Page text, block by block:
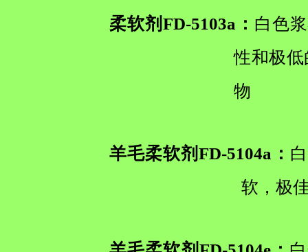
柔软剂FD-5103a： 白色
性和极
物
羊毛柔软剂FD-5104a：
软，极